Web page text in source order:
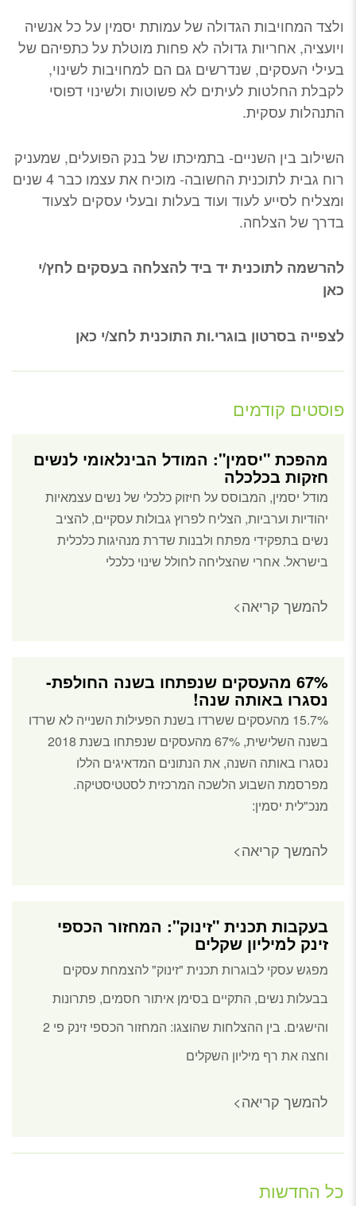
ולצד המחויבות הגדולה של עמותת יסמין על כל אנשיה
ויועציה, אחריות גדולה לא פחות מוטלת על כתפיהם של
בעילי העסקים, שנדרשים גם הם למחויבות לשינוי,
לקבלת החלטות לעיתים לא פשוטות ולשינוי דפוסי
התנהלות עסקית.
השילוב בין השניים- בתמיכתו של בנק הפועלים, שמעניק
רוח גבית לתוכנית החשובה- מוכיח את עצמו כבר 4 שנים
ומצליח לסייע לעוד ועוד בעלות ובעלי עסקים לצעוד
בדרך של הצלחה.
להרשמה לתוכנית יד ביד להצלחה בעסקים לחץ/י
כאן
לצפייה בסרטון בוגרי.ות התוכניתלחצ/י כאן
פוסטים קודמים
מהפכת "יסמין": המודל הבינלאומי לנשים
חזקות בכלכלה
מודל יסמין, המבוסס על חיזוק כלכלי של נשים עצמאיות
יהודיות וערביות, הצליח לפרוץ גבולות עסקיים, להציב
נשים בתפקידי מפתח ולבנות שדרת מנהיגות כלכלית
בישראל. אחרי שהצליחה לחולל שינוי כלכלי
להמשך קריאה>
67% מהעסקים שנפתחו בשנה החולפת-
נסגרו באותה שנה!
15.7% מהעסקים ששרדו בשנת הפעילות השנייה לא שרדו
בשנה השלישית, 67% מהעסקים שנפתחו בשנת 2018
נסגרו באותה השנה, את הנתונים המדאיגים הללו
מפרסמת השבוע הלשכה המרכזית לסטטיסטיקה.
מנכ"לית יסמין:
להמשך קריאה>
בעקבות תכנית "זינוק": המחזור הכספי
זינק למיליון שקלים
מפגש עסקי לבוגרות תכנית "זינוק" להצמחת עסקים
בבעלות נשים, התקיים בסימן איתור חסמים, פתרונות
והישגים. בין ההצלחות שהוצגו: המחזור הכספי זינק פי 2
וחצה את רף מיליון השקלים
להמשך קריאה>
כל החדשות